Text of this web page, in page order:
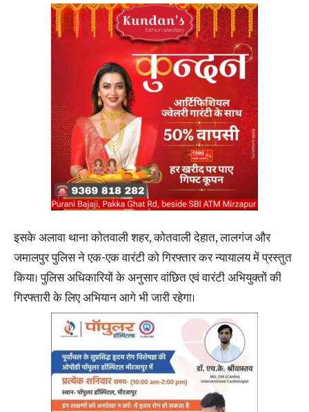
इसके अलावा थाना कोतवाली शहर, कोतवाली देहात, लालगंज और
जमालपुर पुलिस ने एक-एक वारंटी को गिरफ्तार कर न्यायालय में प्रस्तुत
किया। पुलिस अधिकारियों के अनुसार वांछित एवं वारंटी अभियुक्तों की
गिरफ्तारी के लिए अभियान आगे भी जारी रहेगा।